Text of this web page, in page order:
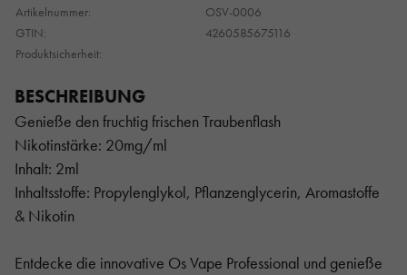
Artikelnummer:
OSV-0006
GTIN:
4260585675116
Produktsicherheit:
BESCHREIBUNG
Genieße den fruchtig frischen Traubenflash
Nikotinstärke: 20mg/ml
Inhalt: 2ml
Inhaltsstoffe: Propylenglykol, Pflanzenglycerin, Aromastoffe
& Nikotin
Entdecke die innovative Os Vape Professional und genieße